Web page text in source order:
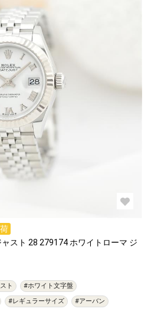
スト 28 279174 ホワイトローマ ジ
ト
#ホワイト文字盤
#レギュラーサイズ
#アーバン